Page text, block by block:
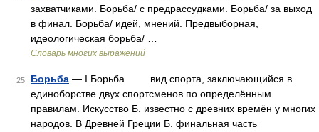
захватчиками. Борьба/ с предрассудками. Борьба/ за выход
в финал. Борьба/ идей, мнений. Предвыборная,
идеологическая борьба/ …
Словарь многих выражений
25 Борьба — I Борьба вид спорта, заключающийся в
единоборстве двух спортсменов по определённым
правилам. Искусство Б. известно с древних времён у многих
народов. В Древней Греции Б. финальная часть